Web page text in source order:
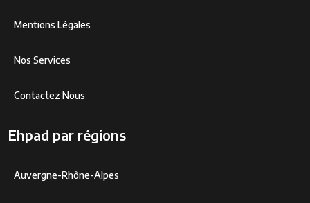
Mentions Légales
Nos Services
Contactez Nous
Ehpad par régions
Auvergne-Rhône-Alpes